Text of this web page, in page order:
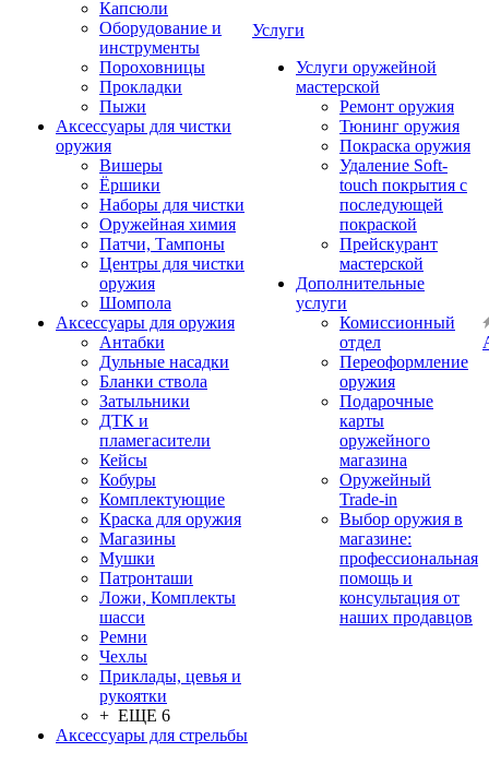
Капсюли
Оборудование и
инструменты
Пороховницы
Прокладки
Пыжи
Аксессуары для чистки
оружия
Вишеры
Ёршики
Наборы для чистки
Оружейная химия
Патчи, Тампоны
Центры для чистки
оружия
Шомпола
Аксессуары для оружия
Антабки
Дульные насадки
Бланки ствола
Затыльники
ДТК и
пламегасители
Кейсы
Кобуры
Комплектующие
Краска для оружия
Магазины
Мушки
Патронташи
Ложи, Комплекты
шасси
Ремни
Чехлы
Приклады, цевья и
рукоятки
+ ЕЩЕ 6
Аксессуары для стрельбы
Услуги
Услуги оружейной
мастерской
Ремонт оружия
Тюнинг оружия
Покраска оружия
Удаление Soft-
touch покрытия с
последующей
покраской
Прейскурант
мастерской
Дополнительные
услуги
Комиссионный
отдел
Переоформление
оружия
Подарочные
карты
оружейного
магазина
Оружейный
Trade-in
Выбор оружия в
магазине:
профессиональная
помощь и
консультация от
наших продавцов